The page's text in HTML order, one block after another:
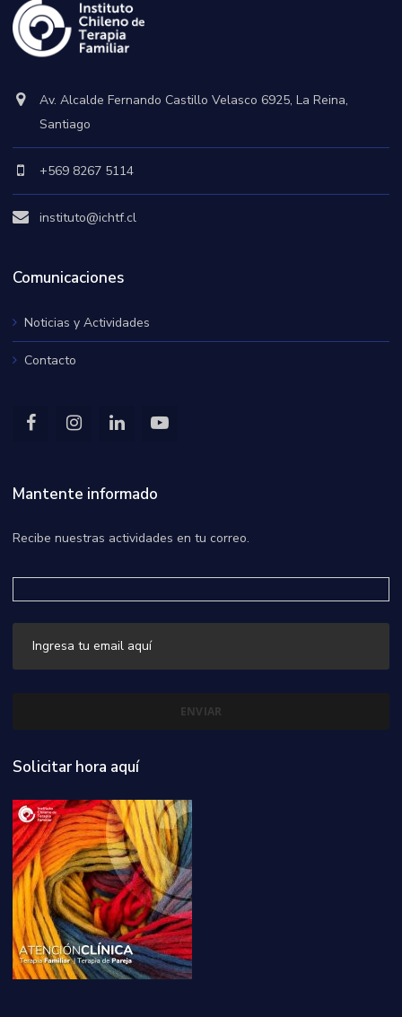
Av. Alcalde Fernando Castillo Velasco 6925, La Reina,
Santiago
+569 8267 5114
instituto@ichtf.cl
Comunicaciones
Noticias y Actividades
Contacto
Mantente informado
Recibe nuestras actividades en tu correo.
Solicitar hora aquí